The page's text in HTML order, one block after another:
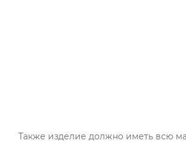
Также изделие должно иметь всю